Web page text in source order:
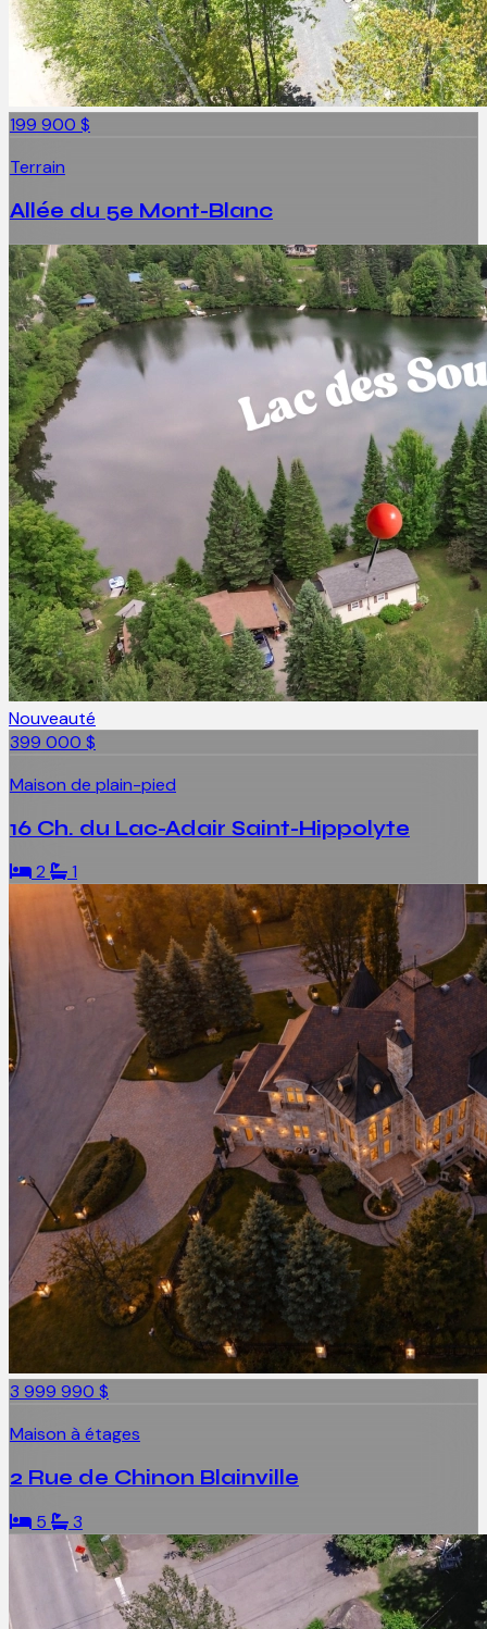
199 900 $
Terrain
Allée du 5e Mont-Blanc
Nouveauté
399 000 $
Maison de plain-pied
16 Ch. du Lac-Adair Saint-Hippolyte
2 1
3 999 990 $
Maison à étages
2 Rue de Chinon Blainville
5 3